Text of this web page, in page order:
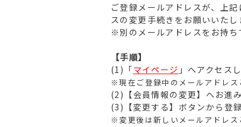
ご登録メールアドレスが、上
スの変更手続きをお願いいたし
※別のメールアドレスをお持ち
【手順】
(1)「マイページ 」へアクセス
※現在ご登録中のメールアドレス
(2)【会員情報の変更】へお進
(3)【変更する】ボタンから登
※変更後は新しいメールアドレス